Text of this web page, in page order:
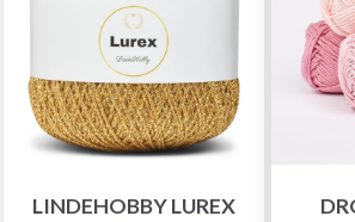
LINDEHOBBY LUREX